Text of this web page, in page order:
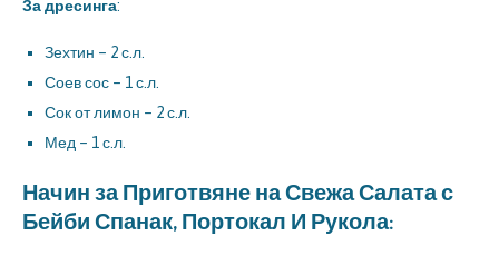
За дресинга:
Зехтин – 2 с.л.
Соев сос – 1 с.л.
Сок от лимон – 2 с.л.
Мед – 1 с.л.
Начин за Приготвяне на Свежа Салата с
Бейби Спанак, Портокал И Рукола: